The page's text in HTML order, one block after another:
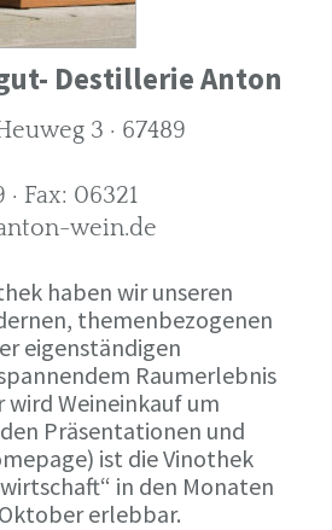
Destillerie Anton
3 · 67489
Fax: 06321
wein.de
haben wir unseren
themenbezogenen
eigenständigen
Raumerlebnis
Weineinkauf um
Präsentationen und
ist die Vinothek
in den Monaten
erlebbar.